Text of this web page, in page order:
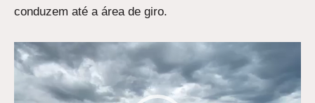
conduzem até a área de giro.
Tocador
de
vídeo